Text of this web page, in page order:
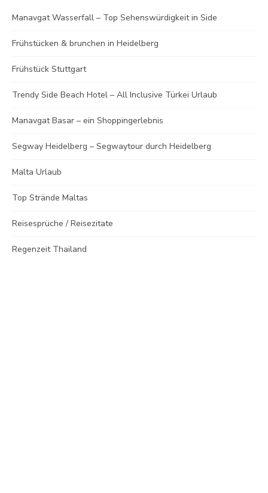
Manavgat Wasserfall – Top Sehenswürdigkeit in Side
Frühstücken & brunchen in Heidelberg
Frühstück Stuttgart
Trendy Side Beach Hotel – All Inclusive Türkei Urlaub
Manavgat Basar – ein Shoppingerlebnis
Segway Heidelberg – Segwaytour durch Heidelberg
Malta Urlaub
Top Strände Maltas
Reisesprüche / Reisezitate
Regenzeit Thailand